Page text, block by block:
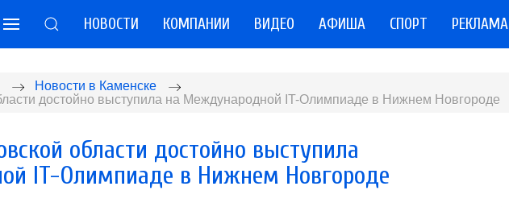
НОВОСТИ КОМПАНИИ ВИДЕО АФИША СПОРТ РЕКЛАМА
Новости в Каменске
достойно выступила на Международной IT-Олимпиаде в Нижнем Новгороде
области достойно выступила
IT-Олимпиаде в Нижнем Новгороде